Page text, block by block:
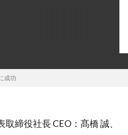
成功
締役社長 CEO：髙橋 誠、